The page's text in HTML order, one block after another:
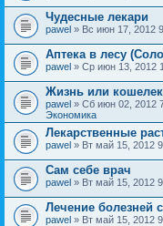
Чудесные лекари
pawel » Вс июн 17, 2012
Аптека в лесу
pawel » Ср июн 13, 2012
Жизнь или
pawel » Сб июн 02, 2012
Экономика
Лекарственные
pawel » Вт май 15, 2012
Сам себе врач
pawel » Вт май 15, 2012
Лечение
pawel » Вт май 15, 2012